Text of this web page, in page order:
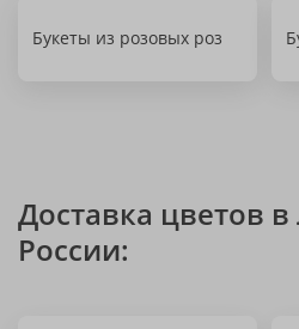
Букеты из розовых роз
Доставка цветов
России: